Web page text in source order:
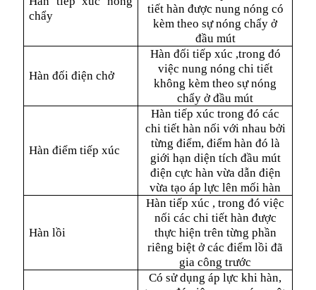
chẩy
tiết hàn được nung nóng có
kèm theo sự nóng chẩy ở
đầu mút
Hàn đối điện chở
Hàn đối tiếp xúc ,trong đó
việc nung nóng chi tiết
không kèm theo sự nóng
chẩy ở đầu mút
Hàn điểm tiếp xúc
Hàn tiếp xúc trong đó các
chi tiết hàn nối với nhau bởi
từng điểm, điểm hàn đó là
giới hạn diện tích đầu mút
điện cực hàn vừa dẫn điện
vừa tạo áp lực lên mối hàn
Hàn lồi
Hàn tiếp xúc , trong đó việc
nối các chi tiết hàn được
thực hiện trên từng phần
riêng biệt ở các điểm lồi đã
gia công trước
Có sử dụng áp lực khi hàn,